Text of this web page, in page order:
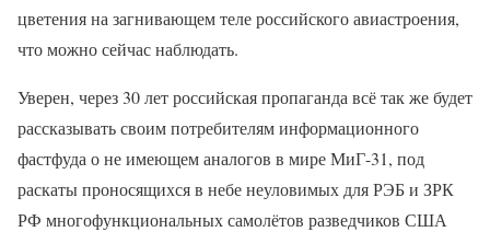
цветения на загнивающем теле российского авиастроения,
что можно сейчас наблюдать.
Уверен, через 30 лет российская пропаганда всё так же будет
рассказывать своим потребителям информационного
фастфуда о не имеющем аналогов в мире МиГ-31, под
раскаты проносящихся в небе неуловимых для РЭБ и ЗРК
РФ многофункциональных самолётов разведчиков США